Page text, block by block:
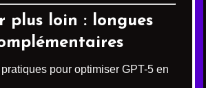
plus loin : longues
pour optimiser GPT-5 en